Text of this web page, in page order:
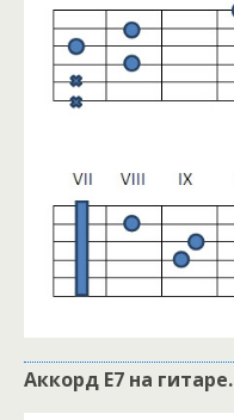
Аккорд E7 на гитаре.